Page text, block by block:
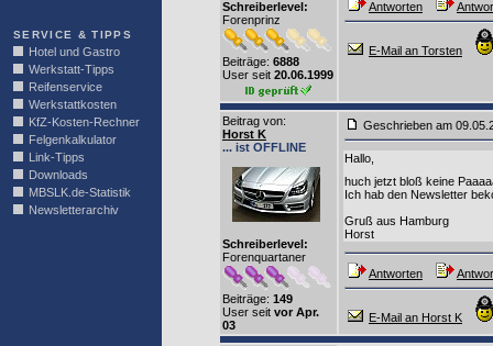
SERVICE & TIPPS
Hotel und Gastro
Werkstatt-Tipps
Reifenservice
Werkstattkosten
KfZ-Kosten-Rechner
Felgenkalkulator
Link-Tipps
Downloads
MBSLK.de-Statistik
Newsletterarchiv
Schreiberlevel:
Forenprinz
Beiträge: 6888
User seit 20.06.1999
Antworten
E-Mail an Torsten
Beitrag von:
Horst K
... ist OFFLINE
Schreiberlevel:
Forenquartaner
Beiträge: 149
User seit vor Apr.
03
Geschrieben am
Hallo,
huch jetzt bloß keine
Ich hab den Newsletter
Gruß aus Hamburg
Horst
Antworten
E-Mail an Horst K